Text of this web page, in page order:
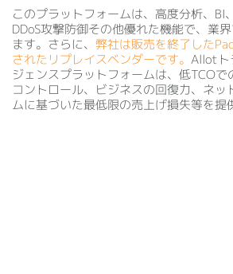
このプラットフォームは、高度分析、BI
DDoS攻撃防御その他優れた機能で、業
ます。さらに、 弊社は販売を終了した
されたリプレイスベンダーです。 Allotト
ジェンスプラットフォームは、低TCOで
コントロール、ビジネスの回復力、ネッ
ムに基づいた最低限の売上げ損失等を提
我校の生徒と職員